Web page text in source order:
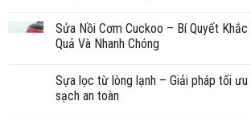
Sửa Nồi Cơm Cuckoo – Bí Quyết
Quả Và Nhanh Chóng
Sựa lọc từ lòng lạnh – Giải pháp tối
sạch an toàn